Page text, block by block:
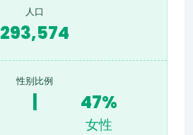
人口
293,574
性别比例
47%
女性